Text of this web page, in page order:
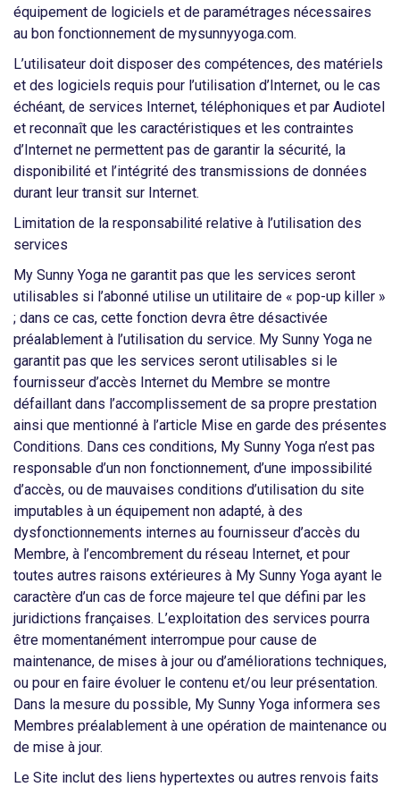
équipement de logiciels et de paramétrages nécessaires
au bon fonctionnement de mysunnyyoga.com.
L’utilisateur doit disposer des compétences, des matériels
et des logiciels requis pour l’utilisation d’Internet, ou le cas
échéant, de services Internet, téléphoniques et par Audiotel
et reconnaît que les caractéristiques et les contraintes
d’Internet ne permettent pas de garantir la sécurité, la
disponibilité et l’intégrité des transmissions de données
durant leur transit sur Internet.
Limitation de la responsabilité relative à l’utilisation des
services
My Sunny Yoga ne garantit pas que les services seront
utilisables si l’abonné utilise un utilitaire de « pop-up killer »
; dans ce cas, cette fonction devra être désactivée
préalablement à l’utilisation du service. My Sunny Yoga ne
garantit pas que les services seront utilisables si le
fournisseur d’accès Internet du Membre se montre
défaillant dans l’accomplissement de sa propre prestation
ainsi que mentionné à l’article Mise en garde des présentes
Conditions. Dans ces conditions, My Sunny Yoga n’est pas
responsable d’un non fonctionnement, d’une impossibilité
d’accès, ou de mauvaises conditions d’utilisation du site
imputables à un équipement non adapté, à des
dysfonctionnements internes au fournisseur d’accès du
Membre, à l’encombrement du réseau Internet, et pour
toutes autres raisons extérieures à My Sunny Yoga ayant le
caractère d’un cas de force majeure tel que défini par les
juridictions françaises. L’exploitation des services pourra
être momentanément interrompue pour cause de
maintenance, de mises à jour ou d’améliorations techniques,
ou pour en faire évoluer le contenu et/ou leur présentation.
Dans la mesure du possible, My Sunny Yoga informera ses
Membres préalablement à une opération de maintenance ou
de mise à jour.
Le Site inclut des liens hypertextes ou autres renvois faits